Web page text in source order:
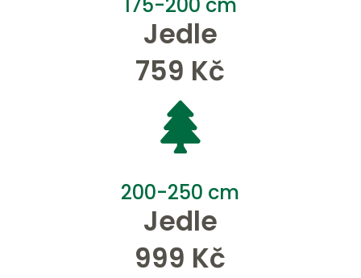
Jedle
759 Kč

200-250 cm
Jedle
999 Kč